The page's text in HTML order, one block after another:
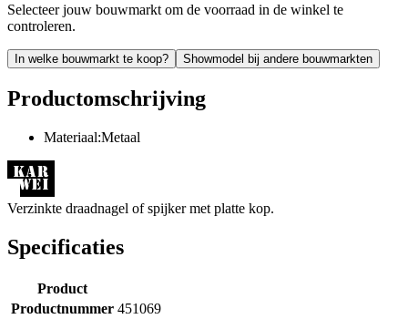
Selecteer jouw bouwmarkt om de voorraad in de winkel te
controleren.
In welke bouwmarkt te koop? Showmodel bij andere bouwmarkten
Productomschrijving
Materiaal:Metaal
Verzinkte draadnagel of spijker met platte kop.
Specificaties
Product
Productnummer 451069